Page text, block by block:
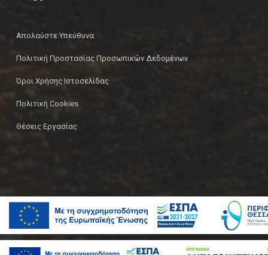
Απολαύστε Υπεύθυνα
Πολιτική Προστασίας Προσωπικών Δεδομένων
Όροι Χρήσης Ιστοσελίδας
Πολιτική Cookies
Θέσεις Εργασίας